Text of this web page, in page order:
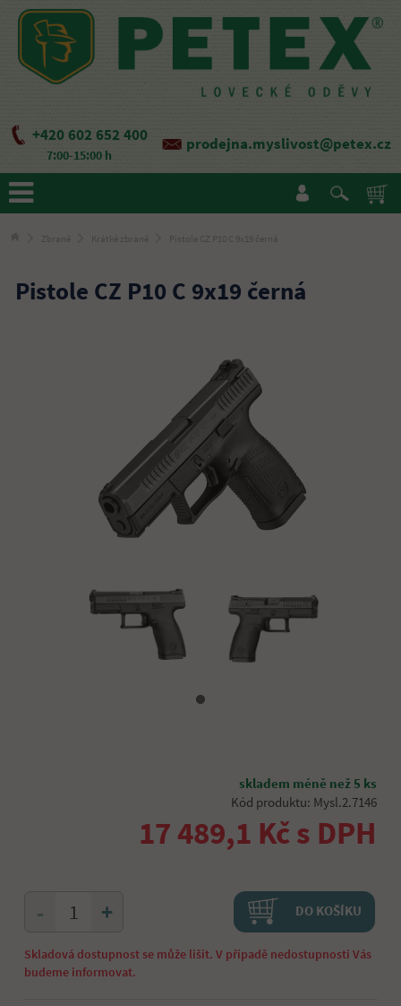
+420 602 652 400
7:00-15:00 h
prodejna.myslivost@petex.cz
Zbraně Krátké zbraně Pistole CZ P10 C 9x19 černá
Pistole CZ P10 C 9x19 černá
skladem méně než 5 ks
Kód produktu: Mysl.2.7146
17 489,1 Kč s DPH
+
- DO KOŠÍKU
Skladová dostupnost se může lišit. V případě nedostupnosti Vás
budeme informovat.